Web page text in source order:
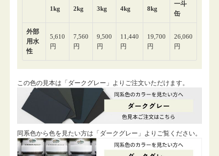
この色の見本は「ダークグレー」よりご注文いただけます。
同系色から色を見たい方は「ダークグレー」よりご覧ください。